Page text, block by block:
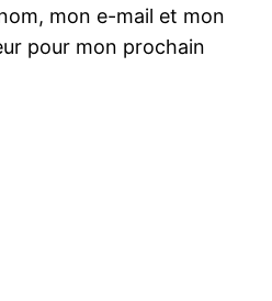
mon e-mail et mon
pour mon prochain